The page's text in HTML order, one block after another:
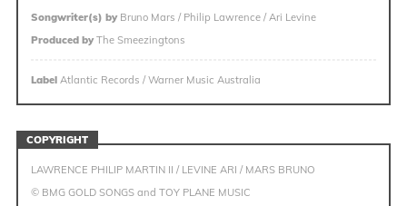
Songwriter(s) byBruno Mars / Philip Lawrence / Ari Levine
Produced byThe Smeezingtons
LabelAtlantic Records / Warner Music Australia
COPYRIGHT
LAWRENCE PHILIP MARTIN II / LEVINE ARI / MARS BRUNO
© BMG GOLD SONGS and TOY PLANE MUSIC